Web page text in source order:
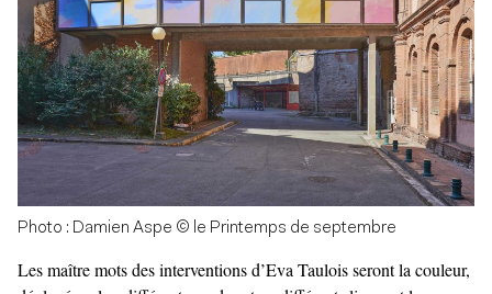
Photo : Damien Aspe © le Printemps de septembre
Les maître mots des interventions d’Eva Taulois seront la couleur,